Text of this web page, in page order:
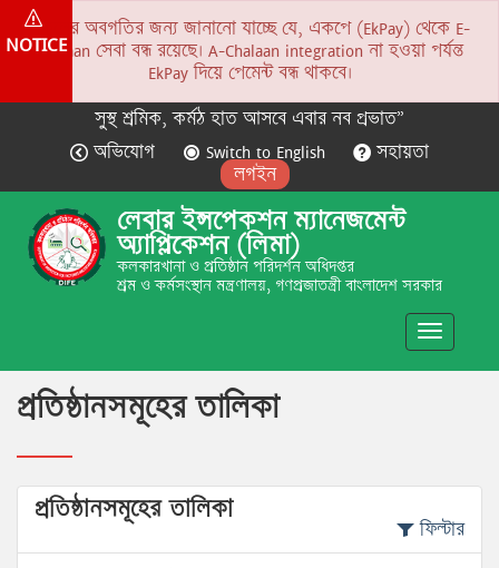
NOTICE
সকলের অবগতির জন্য জানানো যাচ্ছে যে, একপে (EkPay) থেকে E-
Chalaan সেবা বন্ধ রয়েছে। A-Chalaan integration না হওয়া পর্যন্ত
EkPay দিয়ে পেমেন্ট বন্ধ থাকবে।
সুস্থ শ্রমিক, কর্মঠ হাত আসবে এবার নব প্রভাত”
অভিযোগ
Switch to English
সহায়তা
লগইন
লেবার ইন্সপেকশন ম্যানেজমেন্ট
অ্যাপ্লিকেশন (লিমা)
কলকারখানা ও প্রতিষ্ঠান পরিদর্শন অধিদপ্তর
শ্রম ও কর্মসংস্থান মন্ত্রণালয়, গণপ্রজাতন্ত্রী বাংলাদেশ সরকার
Toggle
প্রতিষ্ঠানসমূহের তালিকা
প্রতিষ্ঠানসমূহের তালিকা
ফিল্টার